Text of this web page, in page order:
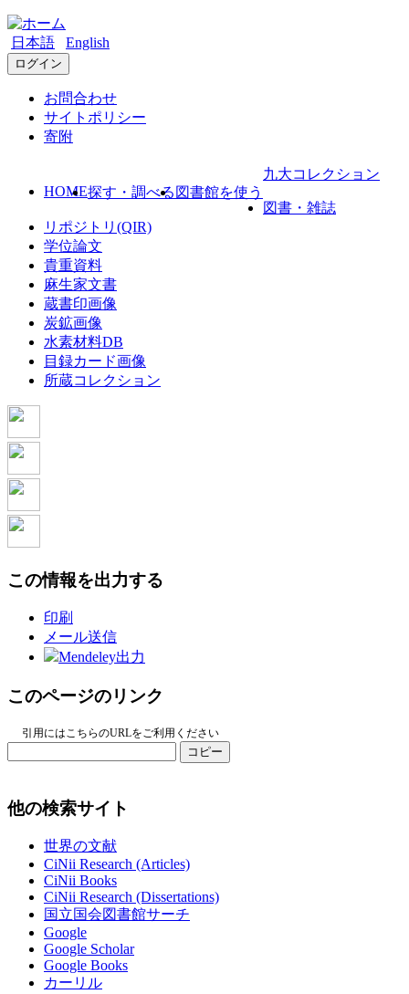
日本語 English
ログイン
お問合わせ
サイトポリシー
寄附
HOME探す・調べる 図書館を使う
九大コレクション
図書・雑誌
リポジトリ(QIR)
学位論文
貴重資料
麻生家文書
蔵書印画像
炭鉱画像
水素材料DB
目録カード画像
所蔵コレクション
この情報を出力する
印刷
メール送信
Mendeley出力
このページのリンク
引用にはこちらのURLをご利用ください
コピー
他の検索サイト
世界の文献
CiNii Research (Articles)
CiNii Books
CiNii Research (Dissertations)
国立国会図書館サーチ
Google
Google Scholar
Google Books
カーリル